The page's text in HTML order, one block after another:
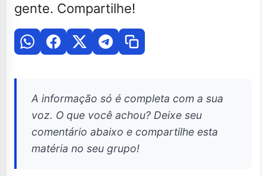
gente. Compartilhe!
A informação só é completa com a sua
voz. O que você achou? Deixe seu
comentário abaixo e compartilhe esta
matéria no seu grupo!